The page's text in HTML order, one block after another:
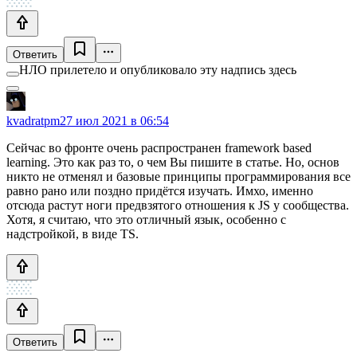
Ответить
НЛО прилетело и опубликовало эту надпись здесь
kvadratpm27 июл 2021 в 06:54
Сейчас во фронте очень распространен framework based
learning. Это как раз то, о чем Вы пишите в статье. Но, основ
никто не отменял и базовые принципы программирования все
равно рано или поздно придётся изучать. Имхо, именно
отсюда растут ноги предвзятого отношения к JS у сообщества.
Хотя, я считаю, что это отличный язык, особенно с
надстройкой, в виде TS.
Ответить